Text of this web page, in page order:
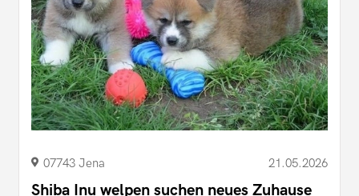
07743 Jena 21.05.2026
Shiba Inu welpen suchen neues Zuhause